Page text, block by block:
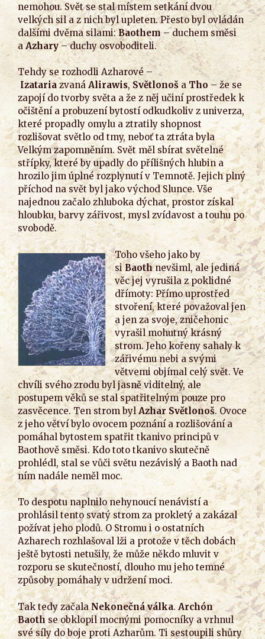
nemohou. Svět se stal místem setkání dvou
velkých sil a z nich byl upleten. Přesto byl ovládán
dalšími dvěma silami:Baothem– duchem směsi
aAzhary– duchy osvoboditeli.
Tehdy se rozhodli Azharové –
Izatariazvaná Alirawis,Světlonoš a Tho– že se
zapojí do tvorby světa a že z něj učiní prostředek k
očištění a probuzení bytostí odkudkoliv z univerza,
které propadly omylu a ztratily shopnost
rozlišovat světlo od tmy, neboť ta ztráta byla
Velkým zapomněním. Svět měl sbírat světelné
střípky, které by upadly do přílišných hlubin a
hrozilo jim úplné rozplynutí v Temnotě. Jejich plný
příchod na svět byl jako východ Slunce. Vše
najednou začalo zhluboka dýchat, prostor získal
hloubku, barvy zářivost, mysl zvídavost a touhu po
svobodě.
Toho všeho jako by
siBaothnevšiml, ale jediná
věc jej vyrušila z poklidné
dřímoty: Přímo uprostřed
stvoření, které považoval jen
a jen za svoje, zničehonic
vyrašil mohutný krásný
strom. Jeho kořeny sahaly k
zářivému nebi a svými
větvemi objímal celý svět. Ve
chvíli svého zrodu byl jasně viditelný, ale
postupem věků se stal spatřitelným pouze pro
zasvěcence. Ten strom bylAzhar Světlonoš. Ovoce
z jeho větví bylo ovocem poznání a rozlišování a
pomáhal bytostem spatřit tkanivo principů v
Baothově směsi. Kdo toto tkanivo skutečně
prohlédl, stal se vůči světu nezávislý a Baoth nad
ním nadále neměl moc.
To despotu naplnilo nehynoucí nenávistí a
prohlásil tento svatý strom za prokletý a zakázal
požívat jeho plodů. O Stromu i o ostatních
Azharech rozhlašoval lži a protože v těch dobách
ještě bytosti netušily, že může někdo mluvit v
rozporu se skutečností, dlouho mu jeho temné
způsoby pomáhaly v udržení moci.
Tak tedy začalaNekonečná válka.Archón
Baothse obklopil mocnými pomocníky a vrhnul
své síly do boje proti Azharům. Ti sestoupili shůry